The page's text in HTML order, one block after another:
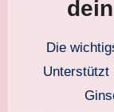
Die
Unterstützt